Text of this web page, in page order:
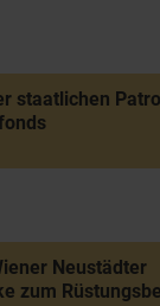
staatlichen
Neustädter
zum